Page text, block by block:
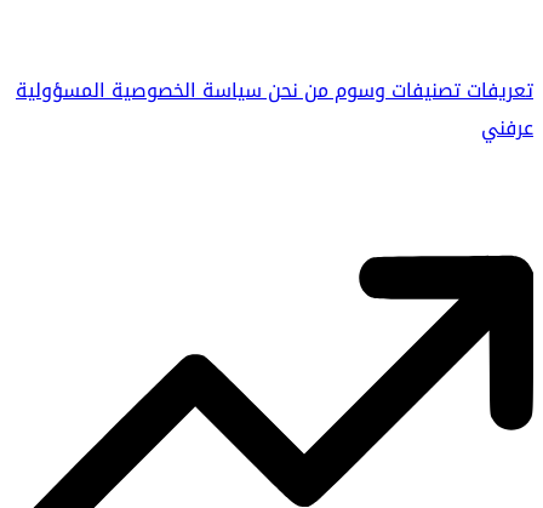
تعريفاتتصنيفاتوسوممن نحنسياسة الخصوصيةالمسؤولية
عرفني